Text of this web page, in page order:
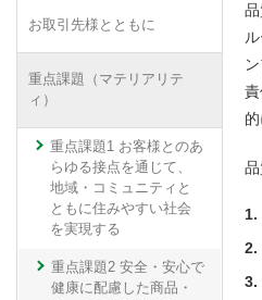
お取引先様とともに
重点課題（マテリアリテ
ィ）
重点課題1 お客様とのあ
らゆる接点を通じて、
地域・コミュニティと
ともに住みやすい社会
を実現する
重点課題2 安全・安心で
健康に配慮した商品・